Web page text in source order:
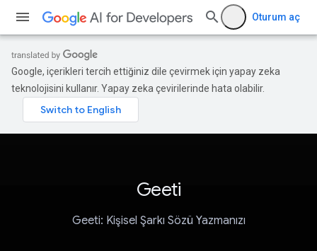
Oturum aç
Google, içerikleri tercih ettiğiniz dile çevirmek için yapay zeka
teknolojisini kullanır. Yapay zeka çevirilerinde hata olabilir.
Geeti
Geeti: Kişisel Şarkı Sözü Yazmanızı